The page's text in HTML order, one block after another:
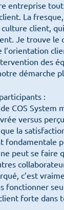
Nos
Prendre
entreprise
La
client,
Je trouve le
l’orientation
des
démarche
:
COS System
versus
la
fondamentale
peut se faire
c’est
fonctionner
forte dans